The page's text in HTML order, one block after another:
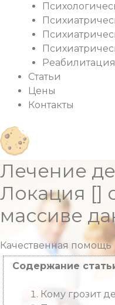
Статьи
Цены
Контакты
Лечение
Локация []
массиве
Качественная помощь
Содержание
Кому грозит